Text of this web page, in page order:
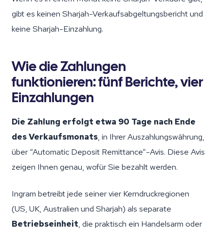
gibt es keinen Sharjah-Verkaufsabgeltungsbericht und
keine Sharjah-Einzahlung.
Wie die Zahlungen
funktionieren: fünf Berichte, vier
Einzahlungen
Die Zahlung erfolgt etwa 90 Tage nach Ende
des Verkaufsmonats, in Ihrer Auszahlungswährung,
über “Automatic Deposit Remittance”-Avis. Diese Avis
zeigen Ihnen genau, wofür Sie bezahlt werden.
Ingram betreibt jede seiner vier Kerndruckregionen
(US, UK, Australien und Sharjah) als separate
Betriebseinheit, die praktisch ein Handelsarm oder